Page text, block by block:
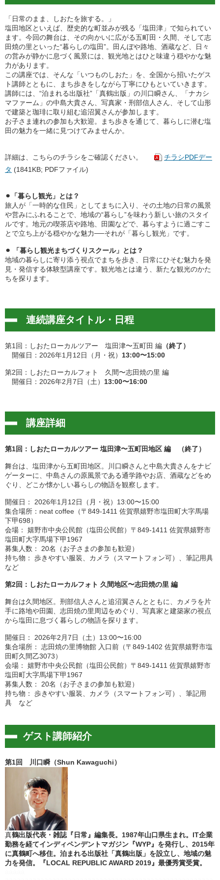
「日常のまま、しおたを旅する。」
塩田地区といえば、歴史的な町並みが残る「塩田津」で知られてい
ます。今回の舞台は、その向かいに広がる五町田・久間、そして志
田焼の里といった“暮らしの塩田”。田んぼや路地、酒蔵など、日々
の営みが静かに息づく風景には、観光地とはひと味違う穏やかな魅
力があります。
この講座では、そんな「いつものしおた」を、全国から招いたゲス
ト講師とともに、まち歩きをしながら丁寧にひもといていきます。
講師には、“泊まれる出版社”「真鶴出版」の川口瞬さん、「ナカシ
マファーム」の中島大貴さん、写真家・刑部信人さん、そして山形
で建築と珈琲に取り組む追沼翼さんが参加します。
お子さま連れの参加も大歓迎。まち歩きを通じて、暮らしに潜む塩
田の魅力を一緒に見つけてみませんか。
詳細は、こちらのチラシをご確認ください。
チラシPDFデー
タ (1841KB; PDFファイル)
⚫︎「暮らし観光」とは？
旅人が「一時的な住民」としてまちに入り、その土地の日常の風景
や営みにふれることで、地域の“暮らし”を味わう新しい旅のスタイ
ルです。地元の喫茶店や路地、田園などで、暮らすように過ごすこ
とで立ち上がる穏やかな魅力──それが「暮らし観光」です。
⚫︎ 「暮らし観光まちづくりスクール」とは？
地域の暮らしに寄り添う視点でまちを歩き、日常にひそむ魅力を発
見・発信する体験型講座です。観光地とは違う、新たな観光のかた
ちを探ります。
連続講座タイトル・日程
第1回：しおたローカルツアー 塩田津〜五町田 編 （終了）
開催日：2026年1月12日（月・祝） 13:00〜15:00
第2回：しおたローカルフォト 久間〜志田焼の里 編
開催日：2026年2月7日（土） 13:00〜16:00
講座詳細
第1回：しおたローカルツアー 塩田津〜五町田地区 編 （終了）
舞台は、塩田津から五町田地区。川口瞬さんと中島大貴さんをナビ
ゲーターに、中島さんの原風景である通学路やお店、酒蔵などをめ
ぐり、どこか懐かしい暮らしの物語を観察します。
開催日： 2026年1月12日（月・祝）13:00〜15:00
集合場所：neat coffee（〒849-1411 佐賀県嬉野市塩田町大字馬場
下甲698）
会場： 嬉野市中央公民館（塩田公民館）〒849-1411 佐賀県嬉野市
塩田町大字馬場下甲1967
募集人数： 20名（お子さまの参加も歓迎）
持ち物： 歩きやすい服装、カメラ（スマートフォン可）、筆記用具
など
第2回：しおたローカルフォト 久間地区〜志田焼の里 編
舞台は久間地区。刑部信人さんと追沼翼さんとともに、カメラを片
手に路地や田園、志田焼の里周辺をめぐり、写真家と建築家の視点
から塩田に息づく暮らしの物語を探ります。
開催日： 2026年2月7日（土）13:00〜16:00
集合場所： 志田焼の里博物館 入口前（〒849-1402 佐賀県嬉野市塩
田町久間乙3073）
会場： 嬉野市中央公民館（塩田公民館）〒849-1411 佐賀県嬉野市
塩田町大字馬場下甲1967
募集人数： 20名（お子さまの参加も歓迎）
持ち物： 歩きやすい服装、カメラ（スマートフォン可）、筆記用
具 など
ゲスト講師紹介
第1回 川口瞬（Shun Kawaguchi）
真鶴出版代表・雑誌『日常』編集長。1987年山口県生まれ。IT企業
勤務を経てインディペンデントマガジン『WYP』を発行し、2015年
に真鶴町へ移住。泊まれる出版社「真鶴出版」を設立し、地域の魅
力を発信。『LOCAL REPUBLIC AWARD 2019』最優秀賞受賞。